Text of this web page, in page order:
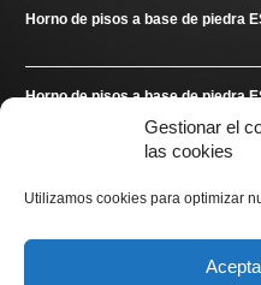
Gestionar el
las cookies
Utilizamos cookies para optimizar
Horno de pisos a base de piedra
Horno de pisos a base de piedra
Enlaces de interés
www.arditec.es